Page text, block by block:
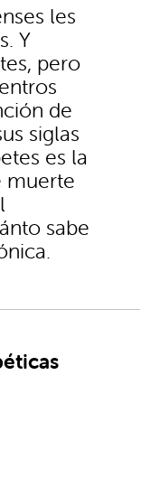
les
Y
pero
de
siglas
es la
muerte
sabe